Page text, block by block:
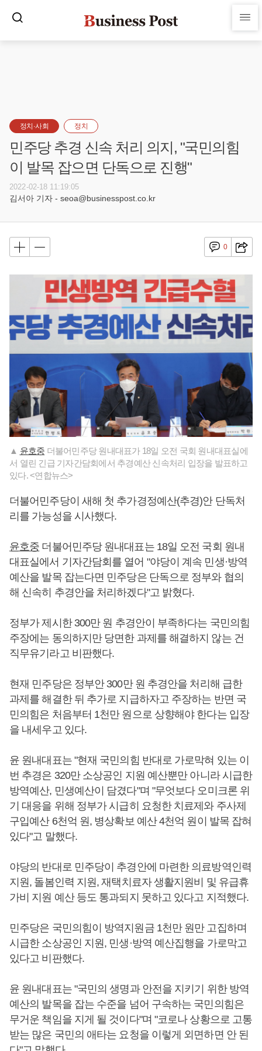
정치·사회 정치
민주당 추경 신속 처리 의지, "국민의힘
이 발목 잡으면 단독으로 진행"
2022-02-18 11:19:05
김서아 기자 - seoa@businesspost.co.kr
0
▲ 윤호중 더불어민주당 원내대표가 18일 오전 국회 원내대표실에
서 열린 긴급 기자간담회에서 추경예산 신속처리 입장을 발표하고
있다. <연합뉴스>
더불어민주당이 새해 첫 추가경정예산(추경)안 단독처
리를 가능성을 시사했다.
윤호중 더불어민주당 원내대표는 18일 오전 국회 원내
대표실에서 기자간담회를 열어 "야당이 계속 민생·방역
예산을 발목 잡는다면 민주당은 단독으로 정부와 협의
해 신속히 추경안을 처리하겠다"고 밝혔다.
정부가 제시한 300만 원 추경안이 부족하다는 국민의힘
주장에는 동의하지만 당면한 과제를 해결하지 않는 건
직무유기라고 비판했다.
현재 민주당은 정부안 300만 원 추경안을 처리해 급한
과제를 해결한 뒤 추가로 지급하자고 주장하는 반면 국
민의힘은 처음부터 1천만 원으로 상향해야 한다는 입장
을 내세우고 있다.
윤 원내대표는 "현재 국민의힘 반대로 가로막혀 있는 이
번 추경은 320만 소상공인 지원 예산뿐만 아니라 시급한
방역예산, 민생예산이 담겼다"며 "무엇보다 오미크론 위
기 대응을 위해 정부가 시급히 요청한 치료제와 주사제
구입예산 6천억 원, 병상확보 예산 4천억 원이 발목 잡혀
있다"고 말했다.
야당의 반대로 민주당이 추경안에 마련한 의료방역인력
지원, 돌봄인력 지원, 재택치료자 생활지원비 및 유급휴
가비 지원 예산 등도 통과되지 못하고 있다고 지적했다.
민주당은 국민의힘이 방역지원금 1천만 원만 고집하며
시급한 소상공인 지원, 민생·방역 예산집행을 가로막고
있다고 비판했다.
윤 원내대표는 "국민의 생명과 안전을 지키기 위한 방역
예산의 발목을 잡는 수준을 넘어 구속하는 국민의힘은
무거운 책임을 지게 될 것이다"며 "코로나 상황으로 고통
받는 많은 국민의 애타는 요청을 이렇게 외면하면 안 된